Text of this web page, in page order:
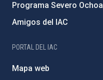
Programa Severo Ochoa
Amigos del IAC
PORTAL DEL IAC
Mapa web